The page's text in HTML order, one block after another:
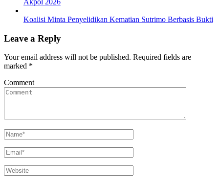
Koalisi Minta Penyelidikan Kematian Sutrimo Berbasis Bukti
Leave a Reply
Your email address will not be published. Required fields are
marked *
Comment